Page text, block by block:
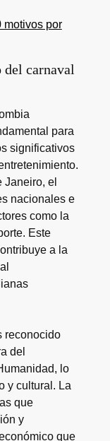
motivos por
carnaval
para
significativos
Janeiro, el
nacionales e
como la
Este
a la
reconocido
del
lo
y cultural. La
que
y
que